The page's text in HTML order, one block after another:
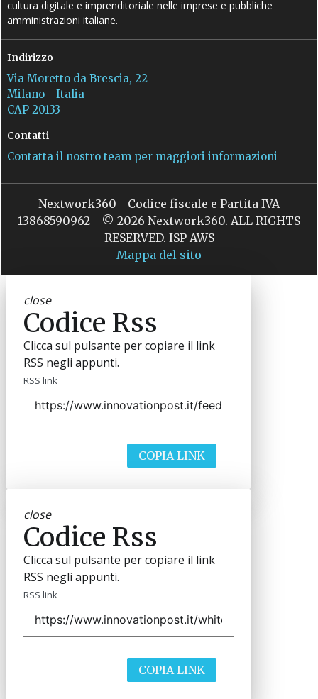
cultura digitale e imprenditoriale nelle imprese e pubbliche
amministrazioni italiane.
Indirizzo
Via Moretto da Brescia, 22
Milano - Italia
CAP 20133
Contatti
Contatta il nostro team per maggiori informazioni
Nextwork360 - Codice fiscale e Partita IVA
13868590962 - © 2026 Nextwork360. ALL RIGHTS
RESERVED. ISP AWS
Mappa del sito
close
Codice Rss
Clicca sul pulsante per copiare il link
RSS negli appunti.
RSS link
COPIA LINK
close
Codice Rss
Clicca sul pulsante per copiare il link
RSS negli appunti.
RSS link
COPIA LINK